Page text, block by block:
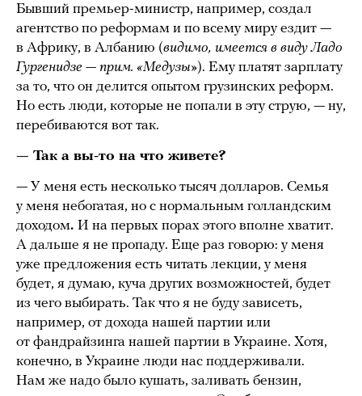
Бывший премьер-министр, например, создал
агентство по реформам и по всему миру ездит —
в Африку, в Албанию (видимо, имеется в виду Ладо
Гургенидзе — прим. «Медузы»). Ему платят зарплату
за то, что он делится опытом грузинских реформ.
Но есть люди, которые не попали в эту струю, — ну,
перебиваются вот так.
— Так а вы-то на что живете?
— У меня есть несколько тысяч долларов. Семья
у меня небогатая, но с нормальным голландским
доходом. И на первых порах этого вполне хватит.
А дальше я не пропаду. Еще раз говорю: у меня
уже предложения есть читать лекции, у меня
будет, я думаю, куча других возможностей, будет
из чего выбирать. Так что я не буду зависеть,
например, от дохода нашей партии или
от фандрайзинга нашей партии в Украине. Хотя,
конечно, в Украине люди нас поддерживали.
Нам же надо было кушать, заливать бензин,